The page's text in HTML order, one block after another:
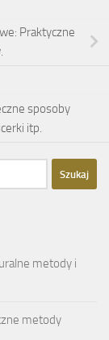
Praktyczne
sposoby
itp.
metody i
metody